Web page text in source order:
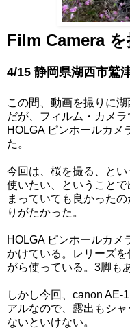
Film Camera
4/15 静岡県湖西市鷲
この間、動画を撮りに
だが、フィルム・カメ
HOLGA ピンホールカメ
た。
今回は、桜を撮る、と
使いたい、ということ
まっていても良かった
りがたかった。
HOLGA ピンホールカメ
かけている。レリーズ
がら使っている。3脚も
しかし今回、canon AE-
アルなので、露出もシ
ないといけない。